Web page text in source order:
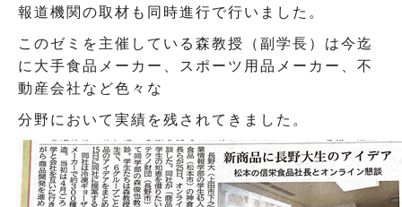
報道機関の取材も同時進行で行いました。
このゼミを主催している森教授（副学長）は今迄
に大手食品メーカー、スポーツ用品メーカー、不
動産会社など色々な
分野において実績を残されてきました。